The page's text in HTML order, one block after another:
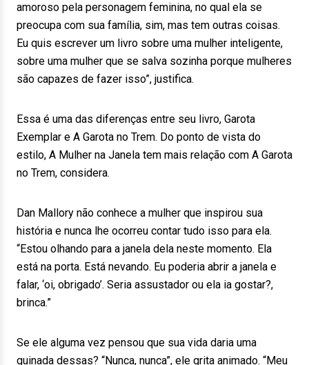
amoroso pela personagem feminina, no qual ela se
preocupa com sua família, sim, mas tem outras coisas.
Eu quis escrever um livro sobre uma mulher inteligente,
sobre uma mulher que se salva sozinha porque mulheres
são capazes de fazer isso”, justifica.
Essa é uma das diferenças entre seu livro, Garota
Exemplar e A Garota no Trem. Do ponto de vista do
estilo, A Mulher na Janela tem mais relação com A Garota
no Trem, considera.
Dan Mallory não conhece a mulher que inspirou sua
história e nunca lhe ocorreu contar tudo isso para ela.
“Estou olhando para a janela dela neste momento. Ela
está na porta. Está nevando. Eu poderia abrir a janela e
falar, ‘oi, obrigado’. Seria assustador ou ela ia gostar?,
brinca.”
Se ele alguma vez pensou que sua vida daria uma
guinada dessas? “Nunca, nunca”, ele grita animado. “Meu